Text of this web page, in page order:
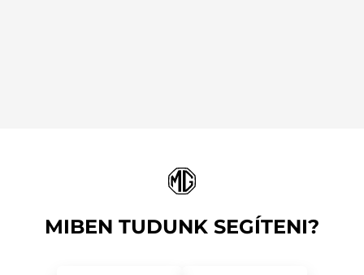
MIBEN TUDUNK SEGÍTENI?